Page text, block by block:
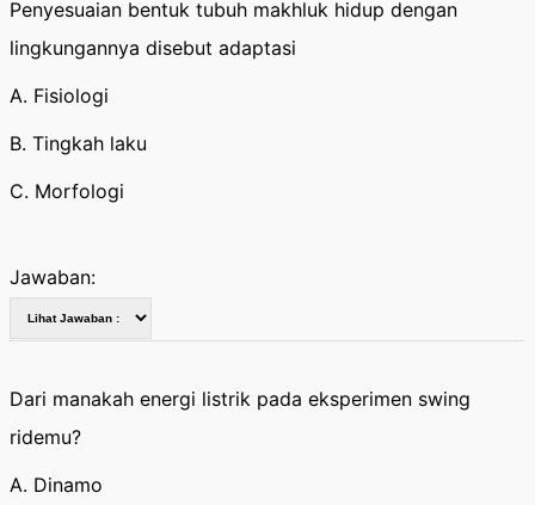
Penyesuaian bentuk tubuh makhluk hidup dengan
lingkungannya disebut adaptasi
A. Fisiologi
B. Tingkah laku
C. Morfologi
Jawaban:
Dari manakah energi listrik pada eksperimen swing
ridemu?
A. Dinamo